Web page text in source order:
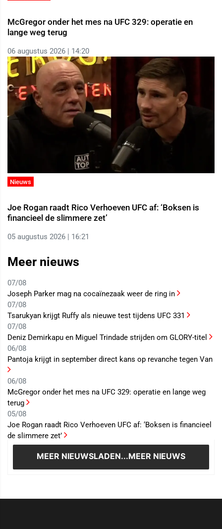
McGregor onder het mes na UFC 329: operatie en
lange weg terug
06 augustus 2026 | 14:20
Nieuws
Joe Rogan raadt Rico Verhoeven UFC af: ‘Boksen is
financieel de slimmere zet’
05 augustus 2026 | 16:21
Meer nieuws
07/08
Joseph Parker mag na cocaïnezaak weer de ring in
07/08
Tsarukyan krijgt Ruffy als nieuwe test tijdens UFC 331
07/08
Deniz Demirkapu en Miguel Trindade strijden om GLORY-titel
06/08
Pantoja krijgt in september direct kans op revanche tegen Van
06/08
McGregor onder het mes na UFC 329: operatie en lange weg
terug
05/08
Joe Rogan raadt Rico Verhoeven UFC af: ‘Boksen is financieel
de slimmere zet’
MEER NIEUWSLADEN...MEER NIEUWS